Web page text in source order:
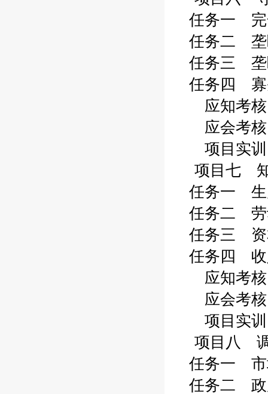
任务一 完
任务二 垄
任务三 垄
任务四 寡
应知考核
应会考核
项目实训
项目七
任务一 生
任务二 劳
任务三 资
任务四 收
应知考核
应会考核
项目实训
项目八
任务一 市
任务二 政